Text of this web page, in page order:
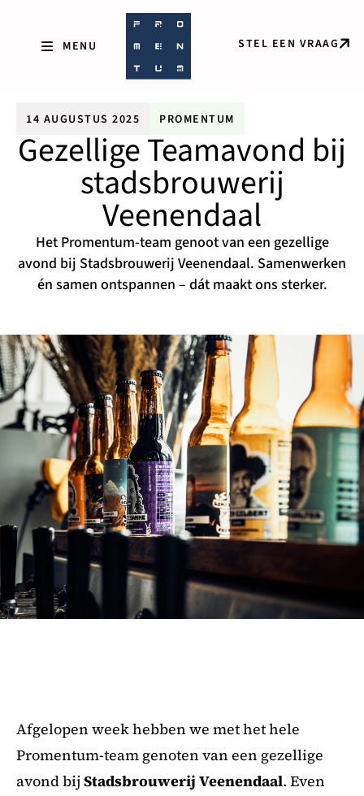
STEL EEN VRAAG
14 AUGUSTUS 2025 PROMENTUM
Gezellige Teamavond bij
stadsbrouwerij
Veenendaal
Het Promentum-team genoot van een gezellige
avond bij Stadsbrouwerij Veenendaal. Samenwerken
én samen ontspannen – dát maakt ons sterker.
Afgelopen week hebben we met het hele
Promentum-team genoten van een gezellige
avond bij Stadsbrouwerij Veenendaal. Even